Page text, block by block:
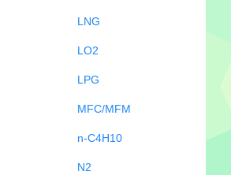
LNG
LO2
LPG
MFC/MFM
n-C4H10
N2